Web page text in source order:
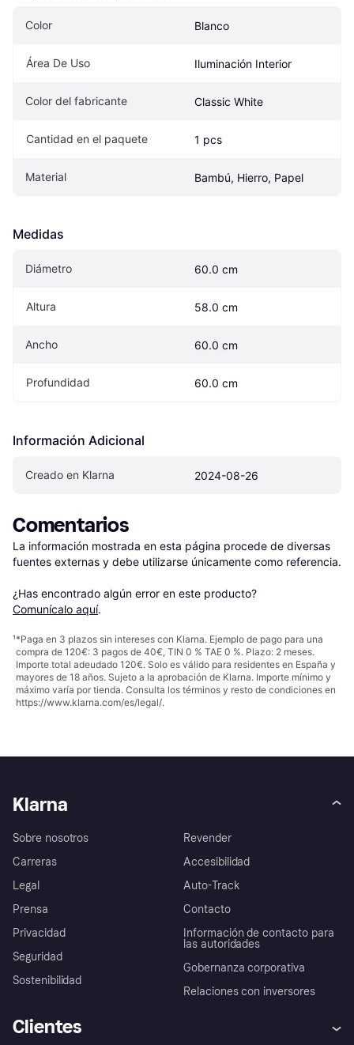
Color Blanco
Área De Uso Iluminación Interior
Color del fabricante Classic White
Cantidad en el paquete 1 pcs
Material Bambú, Hierro, Papel
Medidas
Diámetro 60.0 cm
Altura 58.0 cm
Ancho 60.0 cm
Profundidad 60.0 cm
Información Adicional
Creado en Klarna 2024-08-26
Comentarios
La información mostrada en esta página procede de diversas
fuentes externas y debe utilizarse únicamente como referencia.
¿Has encontrado algún error en este producto?
Comunícalo aquí.
¹*Paga en 3 plazos sin intereses con Klarna. Ejemplo de pago para una
compra de 120€: 3 pagos de 40€, TIN 0 % TAE 0 %. Plazo: 2 meses.
Importe total adeudado 120€. Solo es válido para residentes en España y
mayores de 18 años. Sujeto a la aprobación de Klarna. Importe mínimo y
máximo varía por tienda. Consulta los términos y resto de condiciones en
https://www.klarna.com/es/legal/.
Klarna
Sobre nosotros
Carreras
Legal
Prensa
Privacidad
Seguridad
Sostenibilidad
Revender
Accesibilidad
Auto-Track
Contacto
Información de contacto para
las autoridades
Gobernanza corporativa
Relaciones con inversores
Clientes